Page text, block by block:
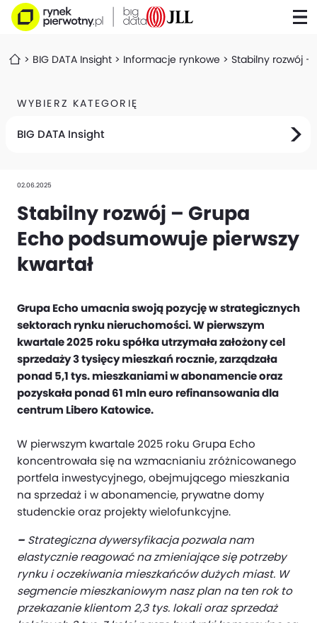
BIG DATA Insight Informacje rynkowe Stabilny rozwój –
WYBIERZ KATEGORIĘ
BIG DATA Insight
02.06.2025
Stabilny rozwój – Grupa
Echo podsumowuje pierwszy
kwartał
Grupa Echo umacnia swoją pozycję w strategicznych
sektorach rynku nieruchomości. W pierwszym
kwartale 2025 roku spółka utrzymała założony cel
sprzedaży 3 tysięcy mieszkań rocznie, zarządzała
ponad 5,1 tys. mieszkaniami w abonamencie oraz
pozyskała ponad 61 mln euro refinansowania dla
centrum Libero Katowice.
W pierwszym kwartale 2025 roku Grupa Echo
koncentrowała się na wzmacnianiu zróżnicowanego
portfela inwestycyjnego, obejmującego mieszkania
na sprzedaż i w abonamencie, prywatne domy
studenckie oraz projekty wielofunkcyjne.
– Strategiczna dywersyfikacja pozwala nam
elastycznie reagować na zmieniające się potrzeby
rynku i oczekiwania mieszkańców dużych miast. W
segmencie mieszkaniowym nasz plan na ten rok to
przekazanie klientom 2,3 tys. lokali oraz sprzedaż